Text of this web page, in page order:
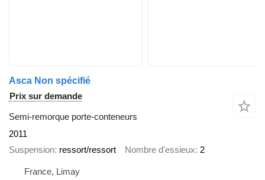
Asca Non spécifié
Prix sur demande
Semi-remorque porte-conteneurs
2011
Suspension ressort/ressort Nombre d'essieux 2
France, Limay